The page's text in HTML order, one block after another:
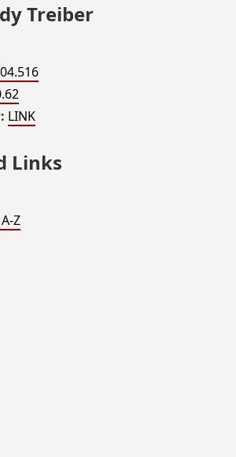
Treiber
LINK
Links
Z